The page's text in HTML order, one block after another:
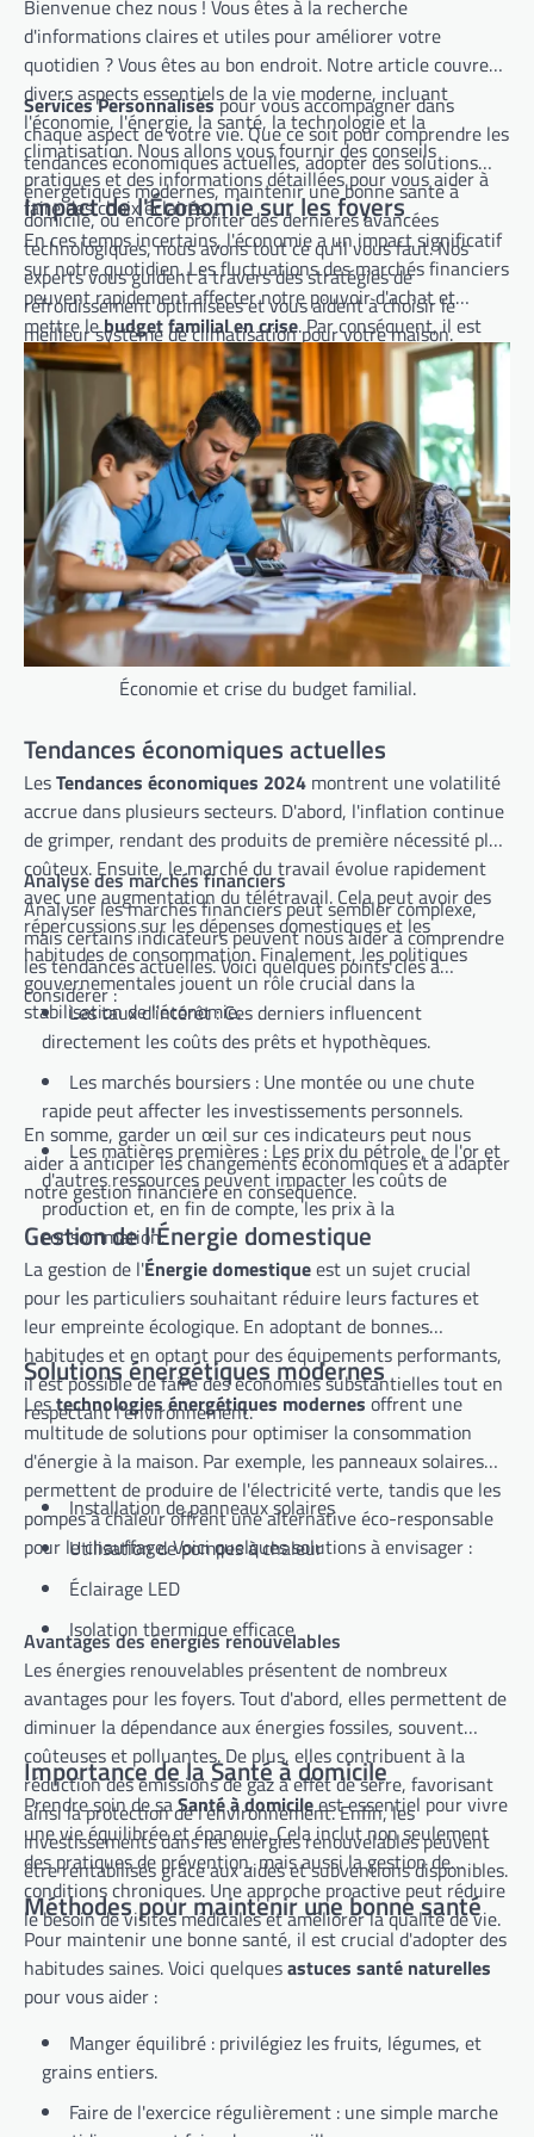
Bienvenue chez nous ! Vous êtes à la recherche
d'informations claires et utiles pour améliorer votre
quotidien ? Vous êtes au bon endroit. Notre article couvre
divers aspects essentiels de la vie moderne, incluant
l'économie, l'énergie, la santé, la technologie et la
climatisation. Nous allons vous fournir des conseils
pratiques et des informations détaillées pour vous aider à
faire des choix éclairés.
Services Personnaliséspour vous accompagner dans
chaque aspect de votre vie. Que ce soit pour comprendre les
tendances économiques actuelles, adopter des solutions
énergétiques modernes, maintenir une bonne santé à
domicile, ou encore profiter des dernières avancées
technologiques, nous avons tout ce qu'il vous faut. Nos
experts vous guident à travers des stratégies de
refroidissement optimisées et vous aident à choisir le
meilleur système de climatisation pour votre maison.
Restez avec nous pour découvrir des conseils pratiques et
des solutions adaptées à vos besoins. Bonne lecture !
Impact de l'Économie sur les foyers
En ces temps incertains, l'économie a un impact significatif
sur notre quotidien. Les fluctuations des marchés financiers
peuvent rapidement affecter notre pouvoir d'achat et
mettre lebudget familial en crise. Par conséquent, il est
essentiel de rester informé et proactif pour mieux gérer nos
ressources.
Économie et crise du budget familial.
Tendances économiques actuelles
LesTendances économiques 2024 montrent une volatilité
accrue dans plusieurs secteurs. D'abord, l'inflation continue
de grimper, rendant des produits de première nécessité plus
coûteux. Ensuite, le marché du travail évolue rapidement
avec une augmentation du télétravail. Cela peut avoir des
répercussions sur les dépenses domestiques et les
habitudes de consommation. Finalement, les politiques
gouvernementales jouent un rôle crucial dans la
stabilisation de l'économie.
Analyse des marchés financiers
Analyser les marchés financiers peut sembler complexe,
mais certains indicateurs peuvent nous aider à comprendre
les tendances actuelles. Voici quelques points clés à
considérer :
Les taux d'intérêt : Ces derniers influencent
directement les coûts des prêts et hypothèques.
Les marchés boursiers : Une montée ou une chute
rapide peut affecter les investissements personnels.
Les matières premières : Les prix du pétrole, de l'or et
d'autres ressources peuvent impacter les coûts de
production et, en fin de compte, les prix à la
consommation.
En somme, garder un œil sur ces indicateurs peut nous
aider à anticiper les changements économiques et à adapter
notre gestion financière en conséquence.
Gestion de l'Énergie domestique
La gestion de l'Énergie domestiqueest un sujet crucial
pour les particuliers souhaitant réduire leurs factures et
leur empreinte écologique. En adoptant de bonnes
habitudes et en optant pour des équipements performants,
il est possible de faire des économies substantielles tout en
respectant l'environnement.
Solutions énergétiques modernes
Lestechnologies énergétiques modernes offrent une
multitude de solutions pour optimiser la consommation
d'énergie à la maison. Par exemple, les panneaux solaires
permettent de produire de l'électricité verte, tandis que les
pompes à chaleur offrent une alternative éco-responsable
pour le chauffage. Voici quelques solutions à envisager :
Installation de panneaux solaires
Utilisation de pompes à chaleur
Éclairage LED
Isolation thermique efficace
Avantages des énergies renouvelables
Les énergies renouvelables présentent de nombreux
avantages pour les foyers. Tout d'abord, elles permettent de
diminuer la dépendance aux énergies fossiles, souvent
coûteuses et polluantes. De plus, elles contribuent à la
réduction des émissions de gaz à effet de serre, favorisant
ainsi la protection de l'environnement. Enfin, les
investissements dans les énergies renouvelables peuvent
être rentabilisés grâce aux aides et subventions disponibles.
Importance de la Santé à domicile
Prendre soin de saSanté à domicileest essentiel pour vivre
une vie équilibrée et épanouie. Cela inclut non seulement
des pratiques de prévention, mais aussi la gestion de
conditions chroniques. Une approche proactive peut réduire
le besoin de visites médicales et améliorer la qualité de vie.
Méthodes pour maintenir une bonne santé
Pour maintenir une bonne santé, il est crucial d'adopter des
habitudes saines. Voici quelquesastuces santé naturelles
pour vous aider :
Manger équilibré : privilégiez les fruits, légumes, et
grains entiers.
Faire de l'exercice régulièrement : une simple marche